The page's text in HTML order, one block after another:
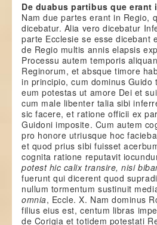
De duabus partibus que erant
Nam due partes erant in Regio,
dicebatur. Alia vero dicebatur
parte Ecclesie se esse dicebant
de Regio multis annis elapsis
Processu autem temporis
Reginorum, et absque timore
in principio, cum dominus
eum potestas ut amore Dei et
cum male libenter talia sibi
sic facere, et ratione officii ex
Guidoni imposite. Cum autem
pro honore utriusque hoc
et quod prius sibi fuisset
cognita ratione reputavit
potest hic calix transire, nisi
fuerunt qui dicerent quod
nullum tormentum sustinuit
omnia, Eccle. X. Nam dominus
filius eius est, centum libras
de Corigia et totidem potestati